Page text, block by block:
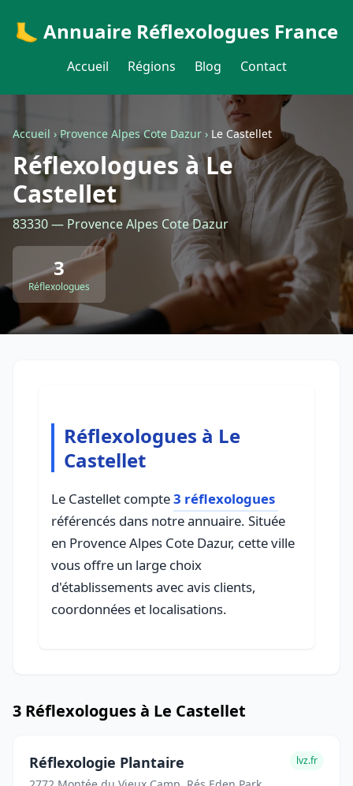
🦶 Annuaire Réflexologues France
Accueil Régions Blog Contact
Accueil ›Provence Alpes Cote Dazur › Le Castellet
Réflexologues à Le
Castellet
83330 — Provence Alpes Cote Dazur
3
Réflexologues
Réflexologues à Le
Castellet
Le Castellet compte3 réflexologues
référencés dans notre annuaire. Située
en Provence Alpes Cote Dazur, cette ville
vous offre un large choix
d'établissements avec avis clients,
coordonnées et localisations.
3 Réflexologues à Le Castellet
Réflexologie Plantaire lvz.fr